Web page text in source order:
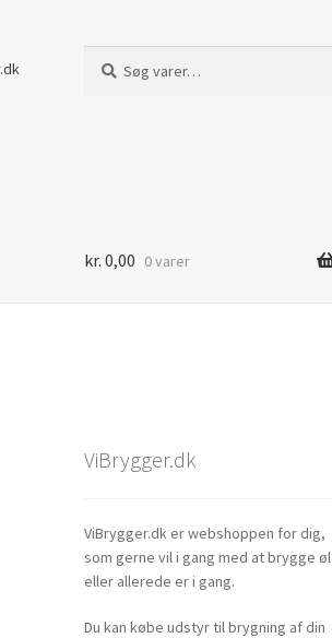
efter:
kr. 0,00 0 varer
ViBrygger.dk
ViBrygger.dk er webshoppen for dig,
som gerne vil i gang med at brygge øl
eller allerede er i gang.
Du kan købe udstyr til brygning af din